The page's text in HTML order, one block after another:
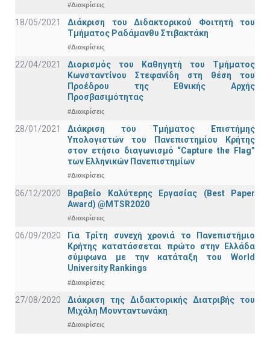
#Διακρίσεις
18/05/2021
Διάκριση του Διδακτορικού Φοιτητή του
Τμήματος Ραδάμανθυ Στιβακτάκη
#Διακρίσεις
22/04/2021
Διορισμός του Καθηγητή του Τμήματος
Κωνσταντίνου Στεφανίδη στη θέση του
Προέδρου της Εθνικής Αρχής
Προσβασιμότητας
#Διακρίσεις
28/01/2021
Διάκριση του Τμήματος Επιστήμης
Υπολογιστών του Πανεπιστημίου Κρήτης
στον ετήσιο διαγωνισμό “Capture the Flag”
των Ελληνικών Πανεπιστημίων
#Διακρίσεις
06/12/2020
Βραβείο Καλύτερης Εργασίας (Best Paper
Award) @MTSR2020
#Διακρίσεις
06/09/2020
Για Τρίτη συνεχή χρονιά το Πανεπιστήμιο
Κρήτης κατατάσσεται πρώτο στην Ελλάδα
σύμφωνα με την κατάταξη του World
University Rankings
#Διακρίσεις
27/08/2020
Διάκριση της Διδακτορικής Διατριβής του
Μιχάλη Μουνταντωνάκη
#Διακρίσεις